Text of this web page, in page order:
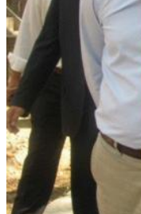
全部
视觉文化
汗血马助力新疆
伊犁州霍城古城
阿勒泰北
察布查尔县巡游
园区风采
野马美术馆
大厅 国家记忆A馆
场餐厅
健身房